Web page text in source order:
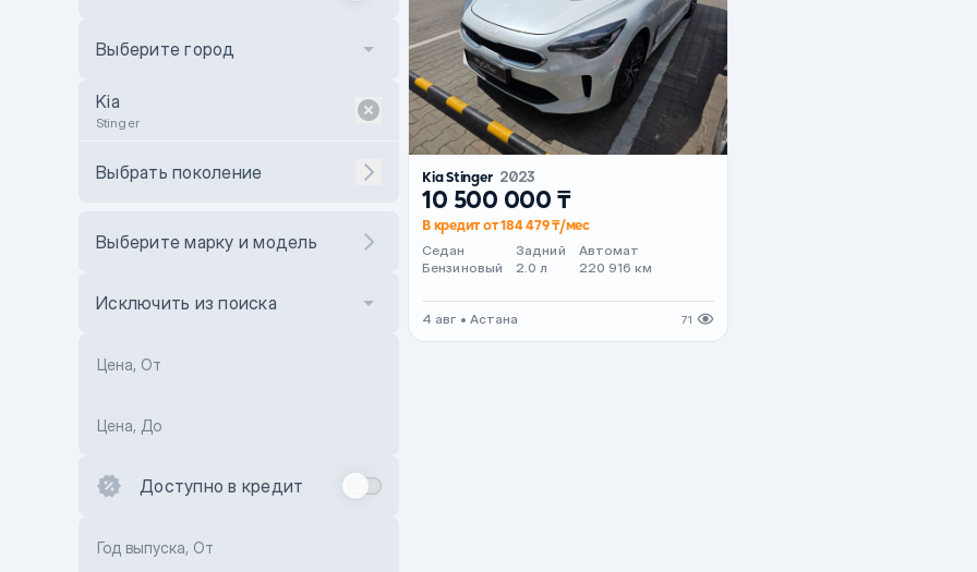
Выберите город
Kia
Stinger
Выбрать поколение
Выберите марку и модель
Исключить из поиска
Цена, От
Цена, До
Доступно в кредит
Год выпуска, От
Kia Stinger 2023
10 500 000 ₸
В кредит от 184 479 ₸/мес
Седан
Бензиновый
Задний
2.0 л
Автомат
220 916 км
4 авг • Астана 71